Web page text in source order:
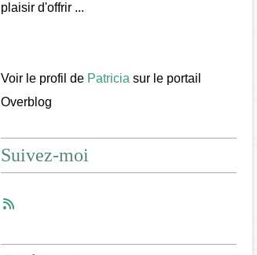
plaisir d'offrir ...
Voir le profil de Patricia sur le portail
Overblog
Suivez-moi